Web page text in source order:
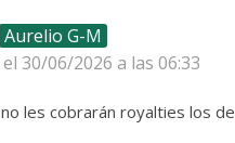
Aurelio G-M
el 30/06/2026 a las 06:33
les cobrarán royalties los de